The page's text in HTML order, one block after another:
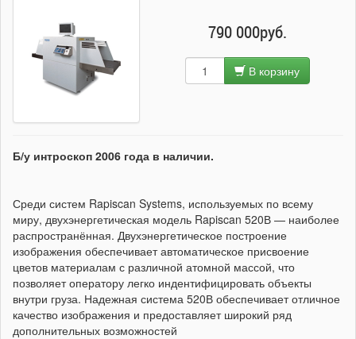
790 000руб.
В корзину
Б/у интроскоп 2006 года в наличии.
Среди систем Rapiscan Systems, используемых по всему
миру, двухэнергетическая модель Rapiscan 520В — наиболее
распространённая. Двухэнергетическое построение
изображения обеспечивает автоматическое присвоение
цветов материалам с различной атомной массой, что
позволяет оператору легко индентифицировать объекты
внутри груза. Надежная система 520В обеспечивает отличное
качество изображения и предоставляет широкий ряд
дополнительных возможностей